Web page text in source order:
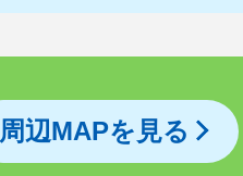
周辺MAPを見る